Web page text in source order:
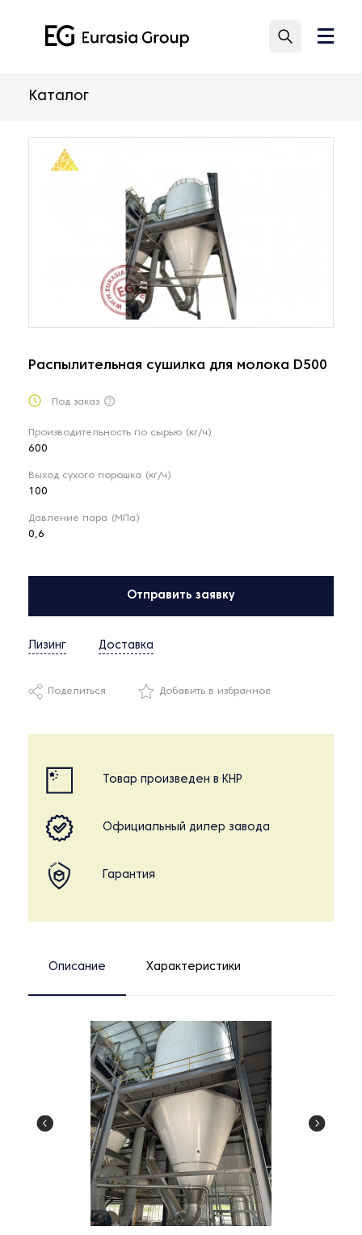
Каталог
Распылительная сушилка для молока D500
Под заказ
Производительность по сырью (кг/ч)
600
Выход сухого порошка (кг/ч)
100
Давление пара (МПа)
0,6
Отправить заявку
Лизинг Доставка
Поделиться Добавить в избранное
Товар произведен в КНР
Официальный дилер завода
Гарантия
Описание Характеристики